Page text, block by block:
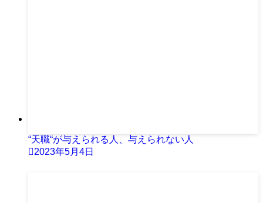
“天職“が与えられる人、与えられない人
2023年5月4日